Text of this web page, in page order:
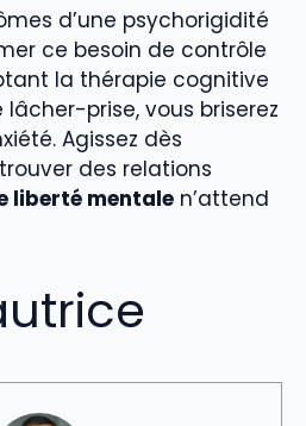
d’une psychorigidité
ce besoin de contrôle
la thérapie cognitive
prise, vous briserez
Agissez dès
des relations
liberté mentale n’attend